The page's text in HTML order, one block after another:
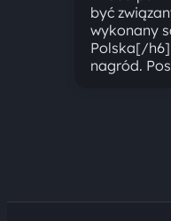
być
wykonany
Polska[/h6]
nagród.